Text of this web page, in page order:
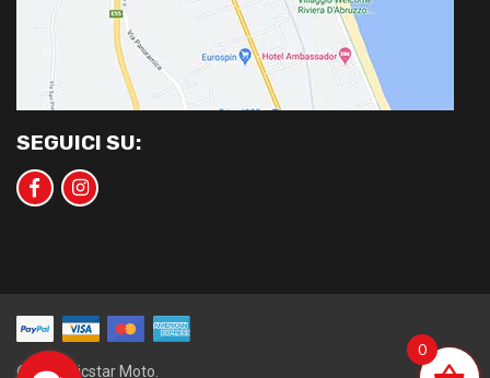
SEGUICI SU:
©2020 Sicstar Moto.
0